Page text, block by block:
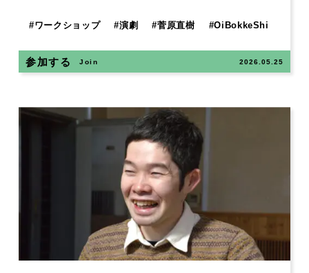
#ワークショップ #演劇 #菅原直樹 #OiBokkeShi
参加する Join 2026.05.25